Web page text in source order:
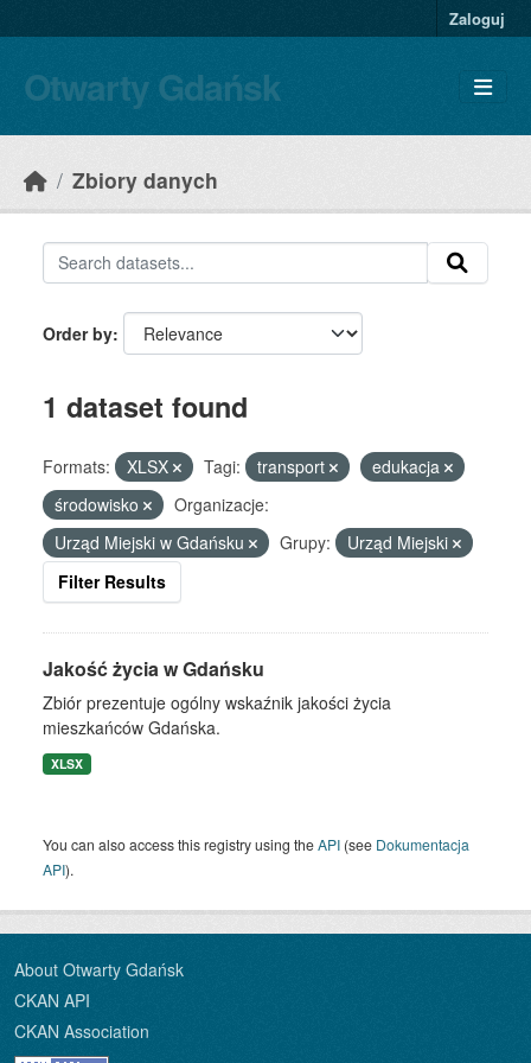
Zaloguj
Otwarty Gdańsk
Zbiory danych
Order by
1 dataset found
Formats: XLSX Tagi: transport
edukacja
środowisko
Organizacje:
Urząd Miejski w Gdańsku
Grupy:
Urząd Miejski
Filter Results
Jakość życia w Gdańsku
Zbiór prezentuje ogólny wskaźnik jakości życia
mieszkańców Gdańska.
XLSX
You can also access this registry using theAPI (see Dokumentacja
API).
About Otwarty Gdańsk
CKAN API
CKAN Association